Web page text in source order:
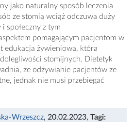
jako naturalny sposób leczenia
ze stomią wciąż odczuwa duży
społeczny z tym
pomagającym pacjentom w
edukacja żywieniowa, która
stomijnych. Dietetyk
że odżywianie pacjentów ze
jednak nie musi przebiegać
Wrzeszcz, 20.02.2023, Tagi: